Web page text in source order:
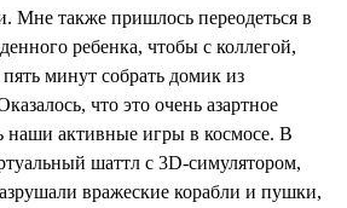
Мне также пришлось переодеться в
ребенка, чтобы с коллегой,
пять минут собрать домик из
что это очень азартное
наши активные игры в космосе. В
шаттл с 3D-симулятором,
вражеские корабли и пушки,